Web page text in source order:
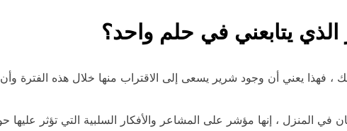
الذي يتابعني في حلم واحد؟
، فهذا يعني أن وجود شرير يسعى إلى الاقتراب منها خلال هذه الفترة
في المنزل ، إنها مؤشر على المشاعر والأفكار السلبية التي تؤثر